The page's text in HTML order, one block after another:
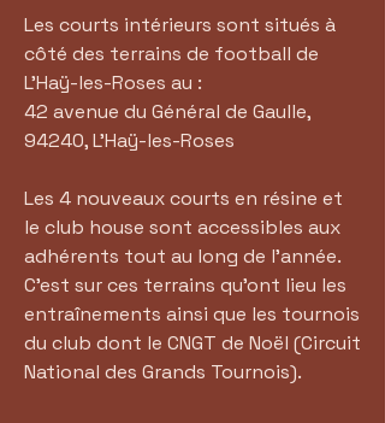
Les courts intérieurs sont situés à
côté des terrains de football de
L'Haÿ-les-Roses au :
42 avenue du Général de Gaulle,
94240, L'Haÿ-les-Roses
Les 4 nouveaux courts en résine et
le club house sont accessibles aux
adhérents tout au long de l'année.
C'est sur ces terrains qu'ont lieu les
entraînements ainsi que les tournois
du club dont le CNGT de Noël (Circuit
National des Grands Tournois).